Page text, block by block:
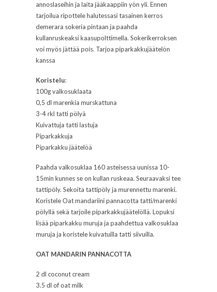
annoslaseihin ja laita jääkaappiin yön yli. Ennen
tarjoilua ripottele halutessasi tasainen kerros
demerara sokeria pintaan ja paahda
kullanruskeaksi kaasupolttimella. Sokerikerroksen
voi myös jättää pois. Tarjoa piparkakkujäätelön
kanssa
Koristelu:
100g valkosuklaata
0,5 dl marenkia murskattuna
3-4 rkl tatti pölyä
Kuivattuja tatti lastuja
Piparkakkuja
Piparkakku jäätelöä
Paahda valkosuklaa 160 asteisessa uunissa 10-
15min kunnes se on kullan ruskeaa. Seuraavaksi tee
tattipöly. Sekoita tattipöly ja murennettu marenki.
Koristele Oat mandariini pannacotta tatti/marenki
pölyllä sekä tarjoile piparkakkujäätelöllä. Lopuksi
lisää piparkakku muruja ja paahdettua valkosuklaa
muruja ja koristele kuivatuilla tatti siivuilla.
OAT MANDARIN PANNACOTTA
2 dl coconut cream
3.5 dl of oat milk